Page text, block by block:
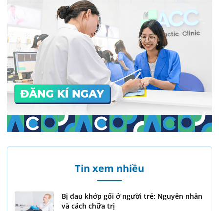
Tin xem nhiều
Bị đau khớp gối ở người trẻ: Nguyên nhân
và cách chữa trị